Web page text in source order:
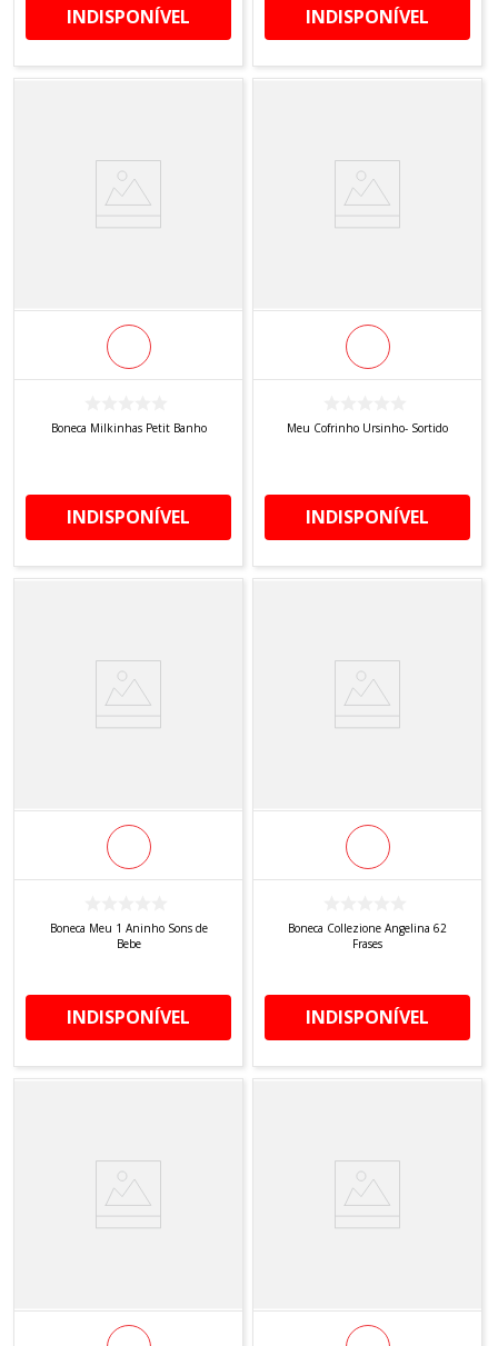
INDISPONÍVEL INDISPONÍVEL
Boneca Milkinhas Petit Banho
INDISPONÍVEL
Meu Cofrinho Ursinho- Sortido
INDISPONÍVEL
Boneca Meu 1 Aninho Sons de
Bebe
INDISPONÍVEL
Boneca Collezione Angelina 62
Frases
INDISPONÍVEL